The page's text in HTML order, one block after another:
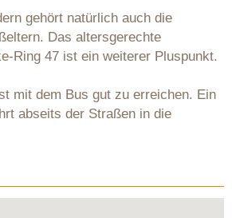
gehört natürlich auch die
Das altersgerechte
Ring 47 ist ein weiterer Pluspunkt.
mit dem Bus gut zu erreichen. Ein
abseits der Straßen in die